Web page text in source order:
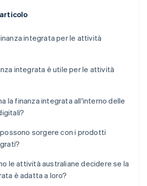
integrata per le attività
integrata è utile per le attività
la finanza integrata all'interno delle
sorgere con i prodotti
le attività australiane decidere se la
è adatta a loro?